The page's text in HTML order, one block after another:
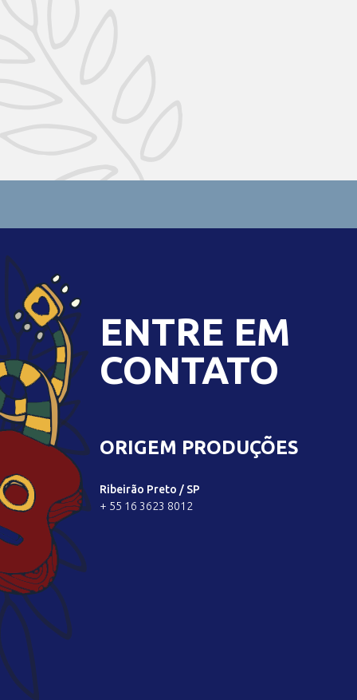
ENTRE EM
CONTATO
ORIGEM PRODUÇÕES
Ribeirão Preto / SP
+ 55 16 3623 8012